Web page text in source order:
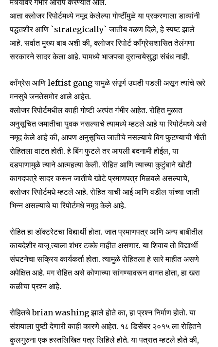
Join our community of
SUBSCRIBERS and be part of the
conversation.
or click the subscribe button below. Don't worry, we respect
your privacy and won't spam your inbox. Your information is
safe with us.
SUBSCRIBE
I've read and accept thePrivacy Policy .
मंत्र्यांवर गंभीर आरोप करण्यात आले.
आता क्लोजर रिपोर्टमध्ये नमूद केलेल्या गोष्टींमुळे या प्रकरणाला डाव्यांनी
पद्धतशीर आणि `strategically` जातीय वळण दिले, हे स्पष्ट झाले
आहे. सर्वात मुख्य बाब अशी की, क्लोजर रिपोर्ट काँग्रेसशासित तेलंगणा
सरकारने सादर केला आहे. यामध्ये भाजपचा दुरान्वयेसुद्धा संबंध नाही.
काँग्रेस आणि leftist gang यामुळे संपूर्ण उघडी पडली असून त्यांचे खरे
मनसुबे जनतेसमोर आले आहेत.
क्लोजर रिपोर्टमधील काही गोष्टी अत्यंत गंभीर आहेत. रोहित मुळात
अनुसूचित जमातीचा युवक नसल्याचे त्यामध्ये म्हटले आहे या रिपोर्टमध्ये असे
नमूद केले आहे की, आपण अनुसूचित जातीचे नसल्याचे बिंग फुटण्याची भीती
रोहितला वाटत होती. हे बिंग फुटले तर आपली बदनामी होईल, या
दडपाणामुळे त्याने आत्महत्या केली. रोहित आणि त्याच्या कुटुंबाने खोटी
कागदपत्रे सादर करून जातीचे खोटे प्रमाणपत्र मिळवले असल्याचे,
क्लोजर रिपोर्टमधे म्हटले आहे. रोहित याची आई आणि वडील यांच्या जाती
भिन्न असल्याचे या रिपोर्टमधे नमूद केले आहे.
रोहित हा डॉक्टरेटचा विद्यार्थी होता. जात प्रमाणपत्र आणि अन्य बाबीतील
कायदेशीर बाजू त्याला शंभर टक्के माहीत असणार. या शिवाय तो विद्यार्थी
संघटनेचा सक्रिय कार्यकर्ता होता. त्यामुळे रोहितला हे सारे माहीत असणे
अपेक्षित आहे. मग रोहित असे कोणाच्या सांगण्यावरून वागत होता, हा खरा
कळीचा प्रश्न आहे.
रोहितचे brian washing झाले होते का, हा प्रश्न निर्माण होतो. या
संशयाला पुष्टी देणारी काही कारणे आहेत. १८ डिसेंबर २०१५ ला रोहितने
कुलगुरुना एक हस्तलिखित पत्र लिहिले होते. या पत्रात म्हटले होते की,